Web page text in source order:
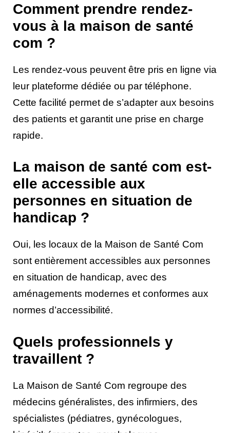
Comment prendre rendez-
vous à la maison de santé
com ?
Les rendez-vous peuvent être pris en ligne via
leur plateforme dédiée ou par téléphone.
Cette facilité permet de s’adapter aux besoins
des patients et garantit une prise en charge
rapide.
La maison de santé com est-
elle accessible aux
personnes en situation de
handicap ?
Oui, les locaux de la Maison de Santé Com
sont entièrement accessibles aux personnes
en situation de handicap, avec des
aménagements modernes et conformes aux
normes d’accessibilité.
Quels professionnels y
travaillent ?
La Maison de Santé Com regroupe des
médecins généralistes, des infirmiers, des
spécialistes (pédiatres, gynécologues,